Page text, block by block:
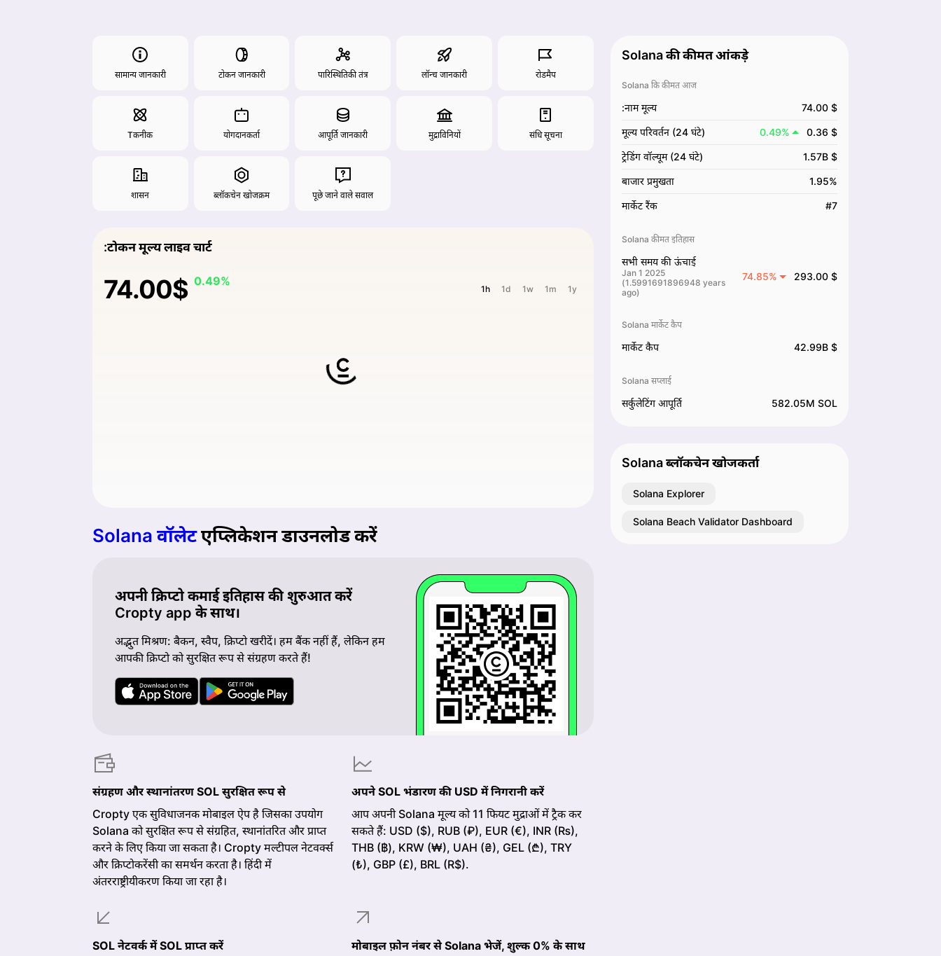
सामान्य जानकारी टोकन जानकारी पारिस्थितिकी तंत्र लॉन्च जानकारी रोडमैप
Тकनीक योगदानकर्ता आपूर्ति जानकारी मुद्राविनियों संधि सूचना
शासन ब्लॉकचेन खोजक्रम पूछे जाने वाले सवाल
:टोकन मूल्य लाइव चार्ट
74.00$ 0.49%
1h 1d 1w 1m 1y
Solana वॉलेटएप्लिकेशन डाउनलोड करें
अपनी क्रिप्टो कमाई इतिहास की शुरुआत करें
Cropty app के साथ।
अद्भुत मिश्रण: बैकन, स्वैप, क्रिप्टो खरीदें। हम बैंक नहीं हैं, लेकिन हम
आपकी क्रिप्टो को सुरक्षित रूप से संग्रहण करते हैं!
संग्रहण और स्थानांतरण SOL सुरक्षित रूप से
Cropty एक सुविधाजनक मोबाइल ऐप है जिसका उपयोग
Solana को सुरक्षित रूप से संग्रहित, स्थानांतरित और प्राप्त
करने के लिए किया जा सकता है। Cropty मल्टीपल नेटवर्क्स
और क्रिप्टोकरेंसी का समर्थन करता है। हिंदी में
अंतरराष्ट्रीयीकरण किया जा रहा है।
अपने SOL भंडारण की USD में निगरानी करें
आप अपनी Solana मूल्य को 11 फियट मुद्राओं में ट्रैक कर
सकते हैं: USD ($), RUB (₽), EUR (€), INR (₨),
THB (฿), KRW (₩), UAH (₴), GEL (₾), TRY
(₺), GBP (£), BRL (R$).
SOL नेटवर्क में SOL प्राप्त करें
मोबाइल फ़ोन नंबर से Solana भेजें, शुल्क 0% के साथ
Solana की कीमत आंकड़े
Solana कि कीमत आज
:नाम मूल्य 74.00 $
मूल्य परिवर्तन (24 घंटे) 0.49% 0.36 $
ट्रेडिंग वॉल्यूम (24 घंटे) 1.57B $
बाजार प्रमुखता 1.95%
मार्केट रैंक #7
Solana कीमत इतिहास
सभी समय की ऊंचाई
Jan 1 2025
(1.5991691896948 years
ago)
74.85% 293.00 $
Solana मार्केट कैप
मार्केट कैप 42.99B $
Solana सप्लाई
सर्कुलेटिंग आपूर्ति 582.05M SOL
Solana ब्लॉकचेन खोजकर्ता
Solana Explorer
Solana Beach Validator Dashboard